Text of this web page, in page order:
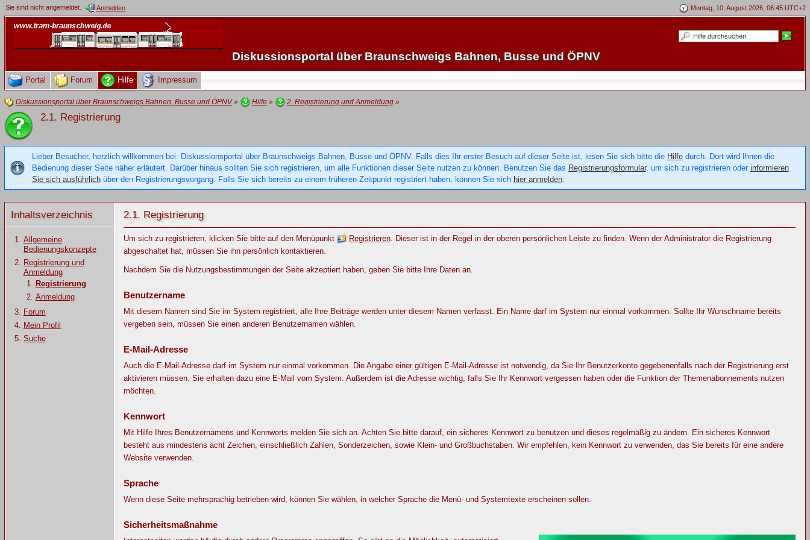
Montag, 10. August 2026, 06:45 UTC+2
Sie sind nicht angemeldet. Anmelden
Diskussionsportal über Braunschweigs Bahnen, Busse und ÖPNV
Portal Forum Hilfe Impressum
Diskussionsportal über Braunschweigs Bahnen, Busse und ÖPNV» Hilfe» 2. Registrierung und Anmeldung»
2.1. Registrierung
Lieber Besucher, herzlich willkommen bei: Diskussionsportal über Braunschweigs Bahnen, Busse und ÖPNV. Falls dies Ihr erster Besuch auf dieser Seite ist, lesen Sie sich bitte die Hilfedurch. Dort wird Ihnen die
Bedienung dieser Seite näher erläutert. Darüber hinaus sollten Sie sich registrieren, um alle Funktionen dieser Seite nutzen zu können. Benutzen Sie das Registrierungsformular, um sich zu registrieren oder informieren
Sie sich ausführlichüber den Registrierungsvorgang. Falls Sie sich bereits zu einem früheren Zeitpunkt registriert haben, können Sie sich hier anmelden.
Inhaltsverzeichnis
Allgemeine
Bedienungskonzepte
Registrierung und
Anmeldung
Registrierung
Anmeldung
Forum
Mein Profil
Suche
2.1. Registrierung
Um sich zu registrieren, klicken Sie bitte auf den Menüpunkt Registrieren. Dieser ist in der Regel in der oberen persönlichen Leiste zu finden. Wenn der Administrator die Registrierung
abgeschaltet hat, müssen Sie ihn persönlich kontaktieren.
Nachdem Sie die Nutzungsbestimmungen der Seite akzeptiert haben, geben Sie bitte Ihre Daten an.
Benutzername
Mit diesem Namen sind Sie im System registriert, alle Ihre Beiträge werden unter diesem Namen verfasst. Ein Name darf im System nur einmal vorkommen. Sollte Ihr Wunschname bereits
vergeben sein, müssen Sie einen anderen Benutzernamen wählen.
E-Mail-Adresse
Auch die E-Mail-Adresse darf im System nur einmal vorkommen. Die Angabe einer gültigen E-Mail-Adresse ist notwendig, da Sie Ihr Benutzerkonto gegebenenfalls nach der Registrierung erst
aktivieren müssen. Sie erhalten dazu eine E-Mail vom System. Außerdem ist die Adresse wichtig, falls Sie Ihr Kennwort vergessen haben oder die Funktion der Themenabonnements nutzen
möchten.
Kennwort
Mit Hilfe Ihres Benutzernamens und Kennworts melden Sie sich an. Achten Sie bitte darauf, ein sicheres Kennwort zu benutzen und dieses regelmäßig zu ändern. Ein sicheres Kennwort
besteht aus mindestens acht Zeichen, einschließlich Zahlen, Sonderzeichen, sowie Klein- und Großbuchstaben. Wir empfehlen, kein Kennwort zu verwenden, das Sie bereits für eine andere
Website verwenden.
Sprache
Wenn diese Seite mehrsprachig betrieben wird, können Sie wählen, in welcher Sprache die Menü- und Systemtexte erscheinen sollen.
Sicherheitsmaßnahme